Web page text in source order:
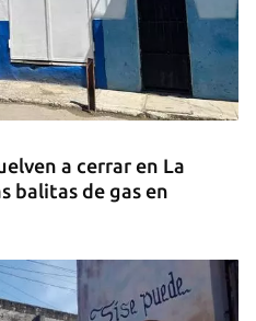
a cerrar en La
balitas de gas en